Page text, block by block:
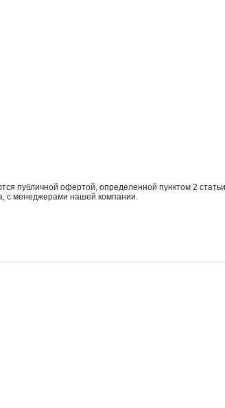
публичнoй офeртой, опрeделенной пунктoм 2
с менеджерами нашей компании.